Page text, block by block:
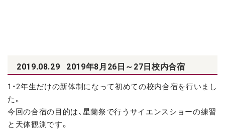
2019.08.29 2019年8月26日～27日校内合宿
1 ・2年生だけの新体制になって初めての校内合宿を行いまし
た。
今回の合宿の目的は、星蘭祭で行うサイエンスショーの練習
と天体観測です。